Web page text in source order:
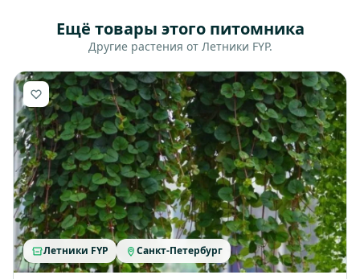
Ещё товары этого питомника
Другие растения от Летники FYP.
Летники FYP Санкт-Петербург